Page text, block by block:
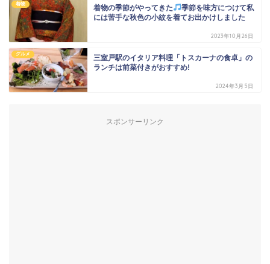
着物 着物の季節がやってきた
季節を味方につけて私
には苦手な秋色の小紋を着てお出かけしました
2023年10月26日
グルメ
三室戸駅のイタリア料理「トスカーナの食卓」の
ランチは前菜付きがおすすめ!
2024年3月5日
スポンサーリンク